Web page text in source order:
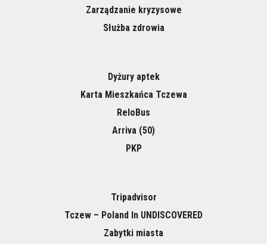
Zarządzanie kryzysowe
Służba zdrowia
Dyżury aptek
Karta Mieszkańca Tczewa
ReloBus
Arriva (50)
PKP
Tripadvisor
Tczew – Poland In UNDISCOVERED
Zabytki miasta